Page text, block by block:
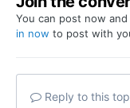
You can post now
in now to post with
Reply to this